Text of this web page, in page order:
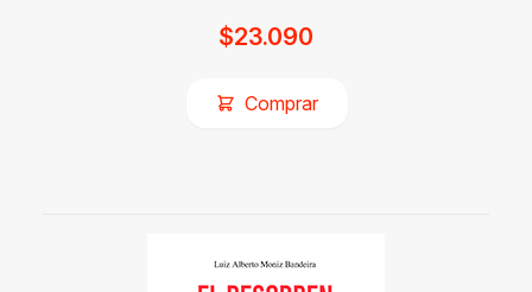
$23.090
Comprar